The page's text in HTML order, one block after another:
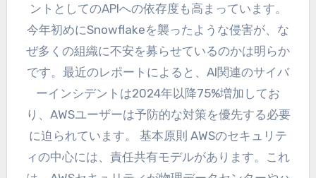
ントとしてのAPIへの依存度も高まっています。
今年初めにSnowflakeを襲ったような侵害が、な
ぜ多くの組織に不安を募らせているのかは明らか
です。最近のレポートによると、AI関連のサイバ
ーインシデントは2024年以降75%増加してお
り、AWSユーザーは予防的な対策を優先する必要
に迫られています。 基本原則 AWSのセキュリテ
ィの中心には、責任共有モデルがあります。これ